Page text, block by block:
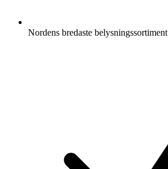
Nordens bredaste belysningssortiment